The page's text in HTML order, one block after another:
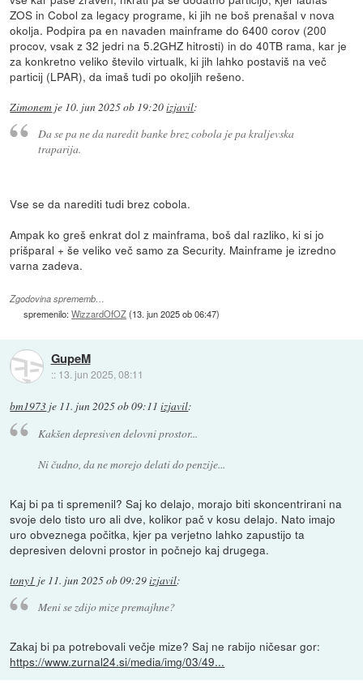
ZOS in Cobol za legacy programe, ki jih ne boš prenašal v nova
okolja. Podpira pa en navaden mainframe do 6400 corov (200
procov, vsak z 32 jedri na 5.2GHZ hitrosti) in do 40TB rama, kar je
za konkretno veliko število virtualk, ki jih lahko postaviš na več
particij (LPAR), da imaš tudi po okoljih rešeno.
Zimonem je 10. jun 2025 ob 19:20izjavil:
Da se pa ne da naredit banke brez cobola je pa kraljevska
traparija.
Vse se da narediti tudi brez cobola.
Ampak ko greš enkrat dol z mainframa, boš dal razliko, ki si jo
prišparal + še veliko več samo za Security. Mainframe je izredno
varna zadeva.
Zgodovina sprememb…
spremenilo:WizzardOfOZ(13. jun 2025 ob 06:47)
GupeM
:: 13. jun 2025, 08:11
bm1973 je 11. jun 2025 ob 09:11 izjavil:
Kakšen depresiven delovni prostor...
Ni čudno, da ne morejo delati do penzije...
Kaj bi pa ti spremenil? Saj ko delajo, morajo biti skoncentrirani na
svoje delo tisto uro ali dve, kolikor pač v kosu delajo. Nato imajo
uro obveznega počitka, kjer pa verjetno lahko zapustijo ta
depresiven delovni prostor in počnejo kaj drugega.
tony1 je 11. jun 2025 ob 09:29izjavil:
Meni se zdijo mize premajhne?
Zakaj bi pa potrebovali večje mize? Saj ne rabijo ničesar gor:
https://www.zurnal24.si/media/img/03/49...